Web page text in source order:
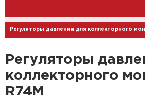
Регуляторы давления для коллекторного
Регуляторы
коллекторного
R74M